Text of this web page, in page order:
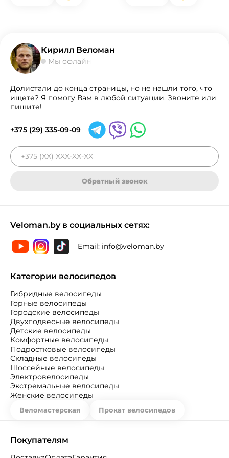
Кирилл Веломан
Мы офлайн
Долистали до конца страницы, но не нашли того, что
ищете? Я помогу Вам в любой ситуации. Звоните или
пишите!
+375 (29) 335-09-09
Обратный звонок
Veloman.by в социальных сетях:
Email: info@veloman.by
Категории велосипедов
Гибридные велосипеды
Горные велосипеды
Городские велосипеды
Двухподвесные велосипеды
Детские велосипеды
Комфортные велосипеды
Подростковые велосипеды
Складные велосипеды
Шоссейные велосипеды
Электровелосипеды
Экстремальные велосипеды
Женские велосипеды
Веломастерская Прокат велосипедов
Покупателям